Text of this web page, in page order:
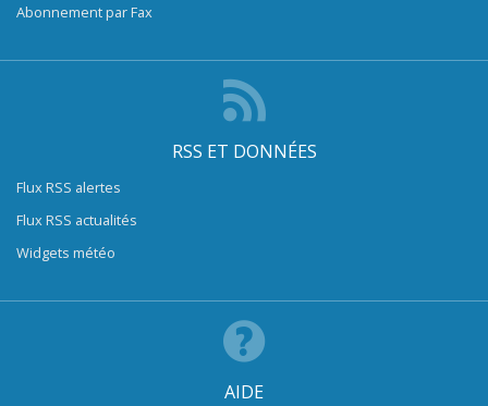
Abonnement par Fax
RSS ET DONNÉES
Flux RSS alertes
Flux RSS actualités
Widgets météo
AIDE